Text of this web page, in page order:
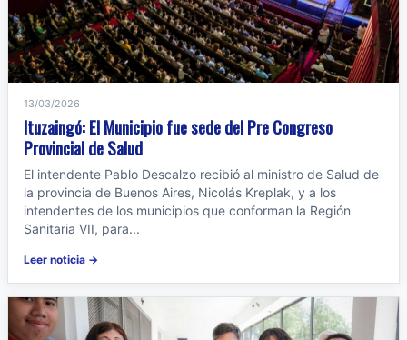
13/03/2026
Ituzaingó: El Municipio fue sede del Pre Congreso
Provincial de Salud
El intendente Pablo Descalzo recibió al ministro de Salud de
la provincia de Buenos Aires, Nicolás Kreplak, y a los
intendentes de los municipios que conforman la Región
Sanitaria VII, para...
Leer noticia →